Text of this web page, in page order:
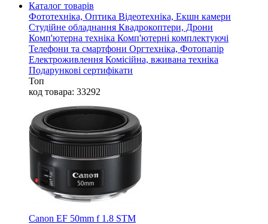
Каталог товарів
Фототехніка, Оптика Відеотехніка, Екшн камери
Студійне обладнання Квадрокоптери, Дрони
Комп'ютерна техніка Комп'ютерні комплектуючі
Телефони та смартфони Оргтехніка, Фотопапір
Електроживлення Комісійна, вживана техніка
Подарункові сертифікати
Топ
код товара: 33292
Canon EF 50mm f 1.8 STM